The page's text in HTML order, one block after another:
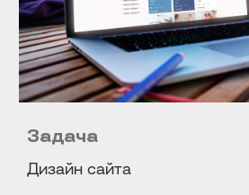
Задача
Дизайн сайта